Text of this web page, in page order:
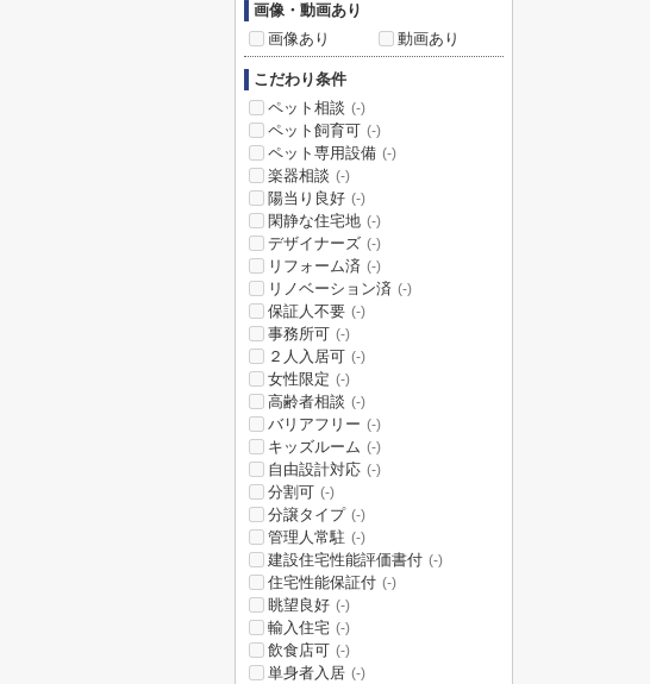
画像・動画あり
画像あり
動画あり
こだわり条件
ペット相談 (-)
ペット飼育可 (-)
ペット専用設備 (-)
楽器相談 (-)
陽当り良好 (-)
閑静な住宅地 (-)
デザイナーズ (-)
リフォーム済 (-)
リノベーション済 (-)
保証人不要 (-)
事務所可 (-)
２人入居可 (-)
女性限定 (-)
高齢者相談 (-)
バリアフリー (-)
キッズルーム (-)
自由設計対応 (-)
分割可 (-)
分譲タイプ (-)
管理人常駐 (-)
建設住宅性能評価書付 (-)
住宅性能保証付 (-)
眺望良好 (-)
輸入住宅 (-)
飲食店可 (-)
単身者入居 (-)